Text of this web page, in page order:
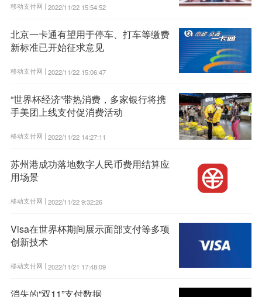
移动支付网 | 2022/11/22 15:54:52
北京一卡通有望用于停车、打车等缴费
新标准已开始征求意见
移动支付网 | 2022/11/22 15:06:47
“世界杯经济”带热消费，多家银行将携
手美团上线支付促消费活动
移动支付网 | 2022/11/22 14:27:11
苏州港成功落地数字人民币费用结算应
用场景
移动支付网 | 2022/11/22 9:32:26
Visa在世界杯期间展示面部支付等多项
创新技术
移动支付网 | 2022/11/21 17:48:09
消失的“双11”支付数据